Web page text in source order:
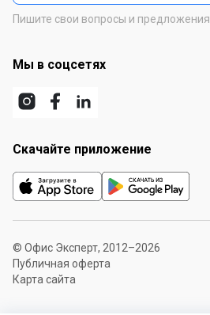
Пишите свои вопросы и предложения
Мы в соцсетях
Скачайте приложение
© Офис Эксперт, 2012–2026
Публичная оферта
Карта сайта